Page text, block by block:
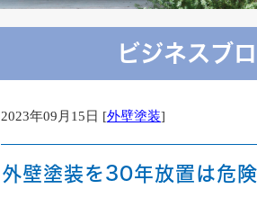
ビジネスブ
2023年09月15日 [外壁塗装]
外壁塗装を30年放置は危